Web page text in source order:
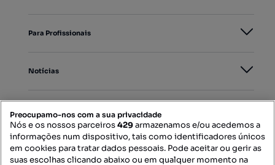
Para Profissionais
Notícias
Mapa do Site
Preocupamo-nos com a sua privacidade
Nós e os nossos parceiros429armazenamos e/ou acedemos a
informações num dispositivo, tais como identificadores únicos
em cookies para tratar dados pessoais. Pode aceitar ou gerir as
suas escolhas clicando abaixo ou em qualquer momento na